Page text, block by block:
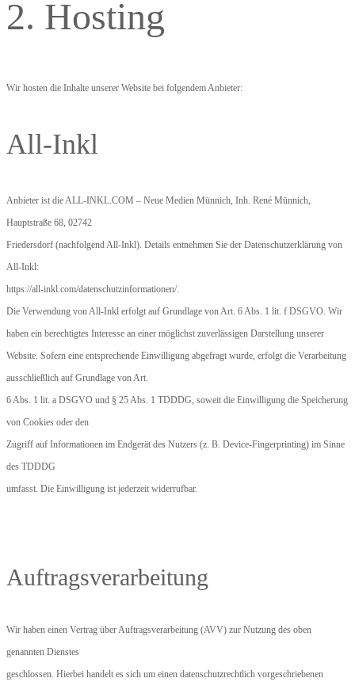
2. Hosting
Wir hosten die Inhalte unserer Website bei folgendem Anbieter:
All-Inkl
Anbieter ist die ALL-INKL.COM – Neue Medien Münnich, Inh. René Münnich,
Hauptstraße 68, 02742
Friedersdorf (nachfolgend All-Inkl). Details entnehmen Sie der Datenschutzerklärung von
All-Inkl:
https://all-inkl.com/datenschutzinformationen/.
Die Verwendung von All-Inkl erfolgt auf Grundlage von Art. 6 Abs. 1 lit. f DSGVO. Wir
haben ein berechtigtes Interesse an einer möglichst zuverlässigen Darstellung unserer
Website. Sofern eine entsprechende Einwilligung abgefragt wurde, erfolgt die Verarbeitung
ausschließlich auf Grundlage von Art.
6 Abs. 1 lit. a DSGVO und § 25 Abs. 1 TDDDG, soweit die Einwilligung die Speicherung
von Cookies oder den
Zugriff auf Informationen im Endgerät des Nutzers (z. B. Device-Fingerprinting) im Sinne
des TDDDG
umfasst. Die Einwilligung ist jederzeit widerrufbar.
Auftragsverarbeitung
Wir haben einen Vertrag über Auftragsverarbeitung (AVV) zur Nutzung des oben
genannten Dienstes
geschlossen. Hierbei handelt es sich um einen datenschutzrechtlich vorgeschriebenen